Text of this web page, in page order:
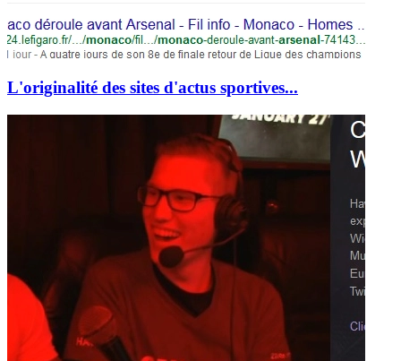
L'originalité des sites d'actus sportives...